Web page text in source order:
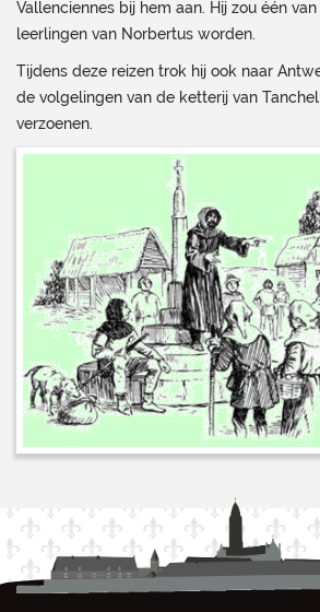
Vallenciennes bij hem aan. Hij zou één
leerlingen van Norbertus worden.
Tijdens deze reizen trok hij ook naar
de volgelingen van de ketterij van
verzoenen.